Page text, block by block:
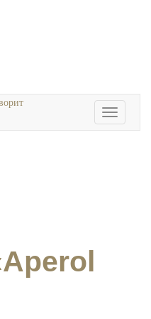
Toggle
navigation